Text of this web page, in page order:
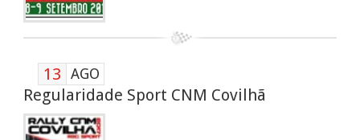
13 AGO
Regularidade Sport CNM Covilhã